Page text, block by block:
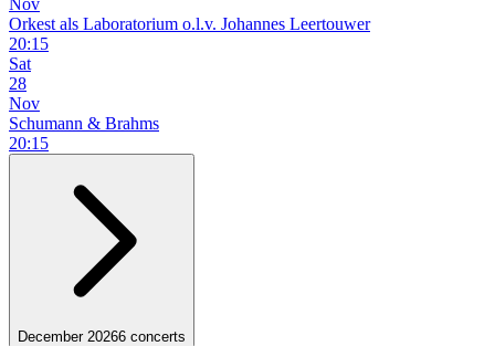
Orkest als Laboratorium o.l.v. Johannes Leertouwer
20:15
Sat
28
Nov
Schumann & Brahms
20:15
December 20266 concerts